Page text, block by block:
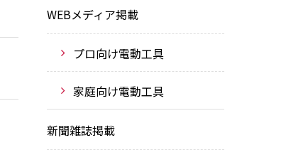
WEBメディア掲載
プロ向け電動工具
家庭向け電動工具
新聞雑誌掲載